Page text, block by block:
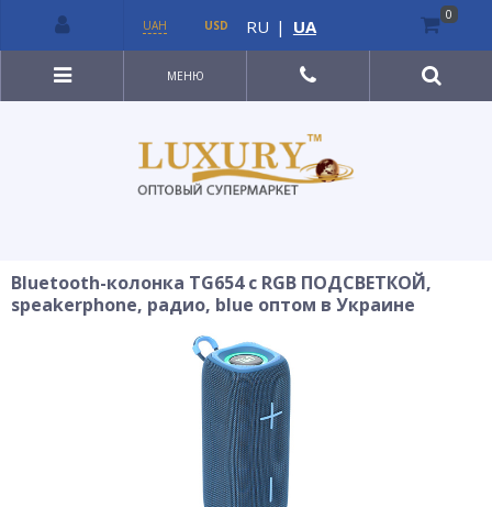
МЕНЮ
Bluetooth-колонка TG654 с RGB ПОДСВЕТКОЙ,
speakerphone, радио, blue оптом в Украине
UAH USD RU | UA
0